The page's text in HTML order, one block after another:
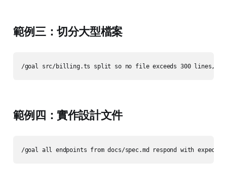
範例三：切分大型檔案
範例四：實作設計文件